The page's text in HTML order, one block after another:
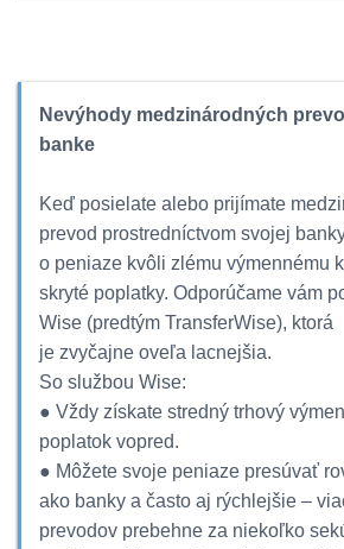
Nevýhody medzinárodných
banke
Keď posielate alebo prijímate
prevod prostredníctvom svojej
o peniaze kvôli zlému výmennému
skryté poplatky. Odporúčame vám
Wise (predtým TransferWise), ktorá
je zvyčajne oveľa lacnejšia.
So službou Wise:
● Vždy získate stredný trhový
poplatok vopred.
● Môžete svoje peniaze presúvať
ako banky a často aj rýchlejšie –
prevodov prebehne za niekoľko